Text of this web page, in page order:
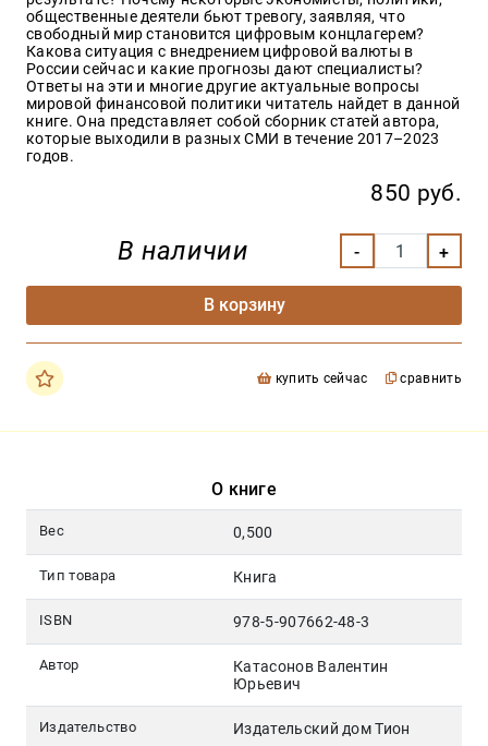
общественные деятели бьют тревогу, заявляя, что
свободный мир становится цифровым концлагерем?
Какова ситуация с внедрением цифровой валюты в
России сейчас и какие прогнозы дают специалисты?
Ответы на эти и многие другие актуальные вопросы
мировой финансовой политики читатель найдет в данной
книге. Она представляет собой сборник статей автора,
которые выходили в разных СМИ в течение 2017–2023
годов.
850 руб.
В наличии
В корзину
купить сейчас сравнить
О книге
Вес 0,500
Тип товара Книга
ISBN 978-5-907662-48-3
Автор
Катасонов Валентин
Юрьевич
Издательство Издательский дом Тион
pochta@den-
magazin.ru